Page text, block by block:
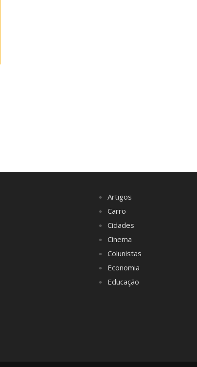
Artigos
Carro
Cidades
Cinema
Colunistas
Economia
Educação